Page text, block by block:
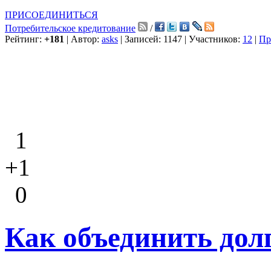
ПРИСОЕДИНИТЬСЯ
Потребительское кредитование
/
Рейтинг: +181 | Автор: asks | Записей: 1147 | Участников: 12 |
1
+1
0
Как объединить